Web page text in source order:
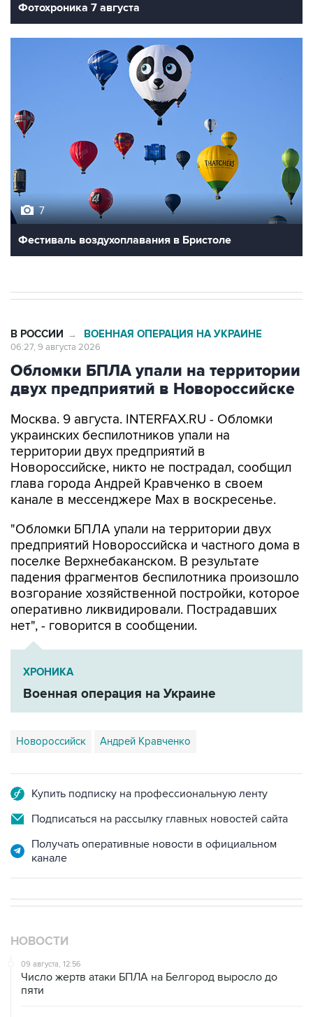
Фотохроника 7 августа
7
Фестиваль воздухоплавания в Бристоле
В РОССИИ → ВОЕННАЯ ОПЕРАЦИЯ НА УКРАИНЕ
06:27, 9 августа 2026
Обломки БПЛА упали на территории
двух предприятий в Новороссийске
Москва. 9 августа. INTERFAX.RU - Обломки
украинских беспилотников упали на
территории двух предприятий в
Новороссийске, никто не пострадал, сообщил
глава города Андрей Кравченко в своем
канале в мессенджере Max в воскресенье.
"Обломки БПЛА упали на территории двух
предприятий Новороссийска и частного дома в
поселке Верхнебаканском. В результате
падения фрагментов беспилотника произошло
возгорание хозяйственной постройки, которое
оперативно ликвидировали. Пострадавших
нет", - говорится в сообщении.
ХРОНИКА
Военная операция на Украине
Новороссийск Андрей Кравченко
Купить подписку на профессиональную ленту
Подписаться на рассылку главных новостей сайта
Получать оперативные новости в официальном
канале
НОВОСТИ
09 августа, 12:56
Число жертв атаки БПЛА на Белгород выросло до
пяти